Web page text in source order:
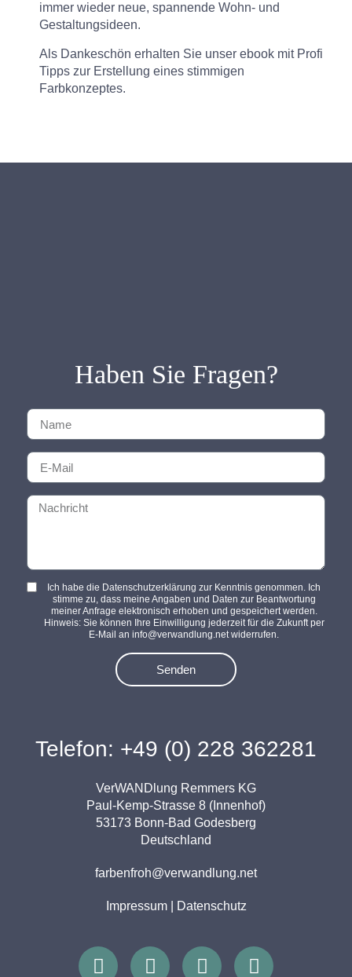
immer wieder neue, spannende Wohn- und
Gestaltungsideen.
Als Dankeschön erhalten Sie unser ebook mit Profi
Tipps zur Erstellung eines stimmigen
Farbkonzeptes.
Haben Sie Fragen?
Ich habe die Datenschutzerklärung zur Kenntnis genommen. Ich
stimme zu, dass meine Angaben und Daten zur Beantwortung
meiner Anfrage elektronisch erhoben und gespeichert werden.
Hinweis: Sie können Ihre Einwilligung jederzeit für die Zukunft per
E-Mail an info@verwandlung.net widerrufen.
Senden
Telefon: +49 (0) 228 362281
VerWANDlung Remmers KG
Paul-Kemp-Strasse 8 (Innenhof)
53173 Bonn-Bad Godesberg
Deutschland
farbenfroh@verwandlung.net
Impressum| Datenschutz